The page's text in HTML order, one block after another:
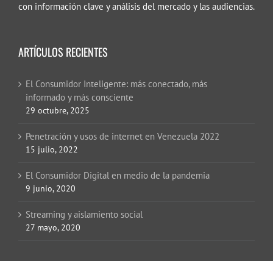
con información clave y análisis del mercado y las audiencias.
ARTÍCULOS RECIENTES
El Consumidor Inteligente: más conectado, más
informado y más consciente
29 octubre, 2025
Penetración y usos de internet en Venezuela 2022
15 julio, 2022
El Consumidor Digital en medio de la pandemia
9 junio, 2020
Streaming y aislamiento social
27 mayo, 2020